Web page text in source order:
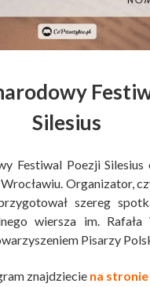
Silesius
Festiwal Poezji
Organizator,
szereg
wiersza im. Rafała
Pisarzy
znajdziecie na